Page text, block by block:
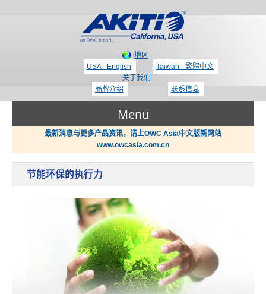
地区
USA - English
Taiwan - 繁體中文
关于我们
品牌介绍
联系信息
Menu
Thunderbolt 3 - 专区
显示适配器 / PCIe 扩展盒
哪里买？
最新消息与更多产品资讯，请上OWC Asia中文版新网站
www.owcasia.com.cn
节能环保的执行力